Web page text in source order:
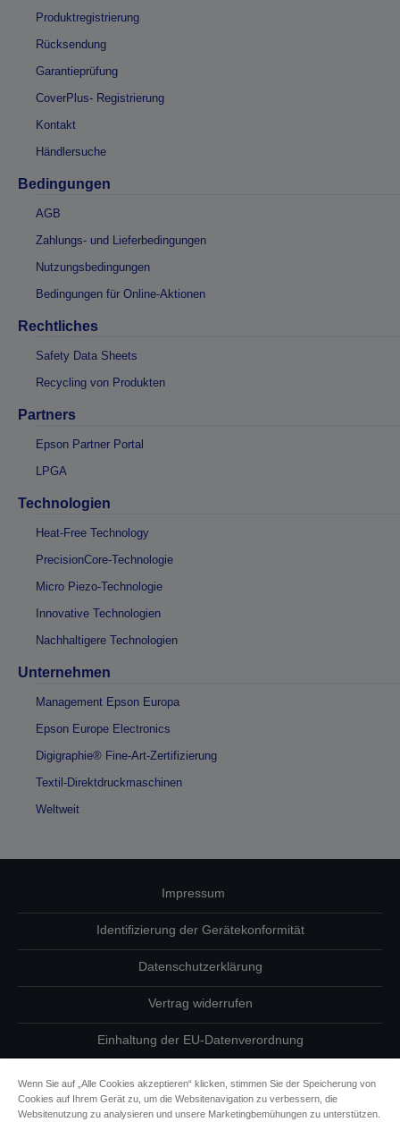
Produktregistrierung
Rücksendung
Garantieprüfung
CoverPlus- Registrierung
Kontakt
Händlersuche
Bedingungen
AGB
Zahlungs- und Lieferbedingungen
Nutzungsbedingungen
Bedingungen für Online-Aktionen
Rechtliches
Safety Data Sheets
Recycling von Produkten
Partners
Epson Partner Portal
LPGA
Technologien
Heat-Free Technology
PrecisionCore-Technologie
Micro Piezo-Technologie
Innovative Technologien
Nachhaltigere Technologien
Unternehmen
Management Epson Europa
Epson Europe Electronics
Digigraphie® Fine-Art-Zertifizierung
Textil-Direktdruckmaschinen
Weltweit
Impressum
Identifizierung der Gerätekonformität
Datenschutzerklärung
Vertrag widerrufen
Einhaltung der EU-Datenverordnung
Informationen zu Cookies
Wenn Sie auf „Alle Cookies akzeptieren“ klicken, stimmen Sie der Speicherung von
Cookies auf Ihrem Gerät zu, um die Websitenavigation zu verbessern, die
Websitenutzung zu analysieren und unsere Marketingbemühungen zu unterstützen.